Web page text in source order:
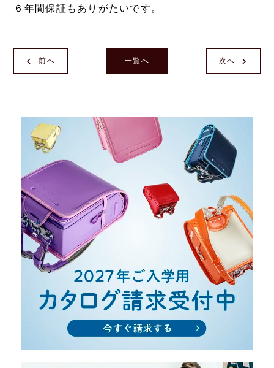
６年間保証もありがたいです。
前へ 次へ
一覧へ